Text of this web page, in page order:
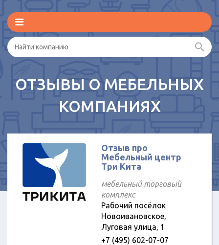
ОТЗЫВЫ О МЕБЕЛЬНЫХ
КОМПАНИЯХ
Отзыв про
Мебельный центр
Три Кита
мебельный торговый
комплекс
Рабочий посёлок
Новоивановское,
Луговая улица, 1
+7 (495) 602-07-07